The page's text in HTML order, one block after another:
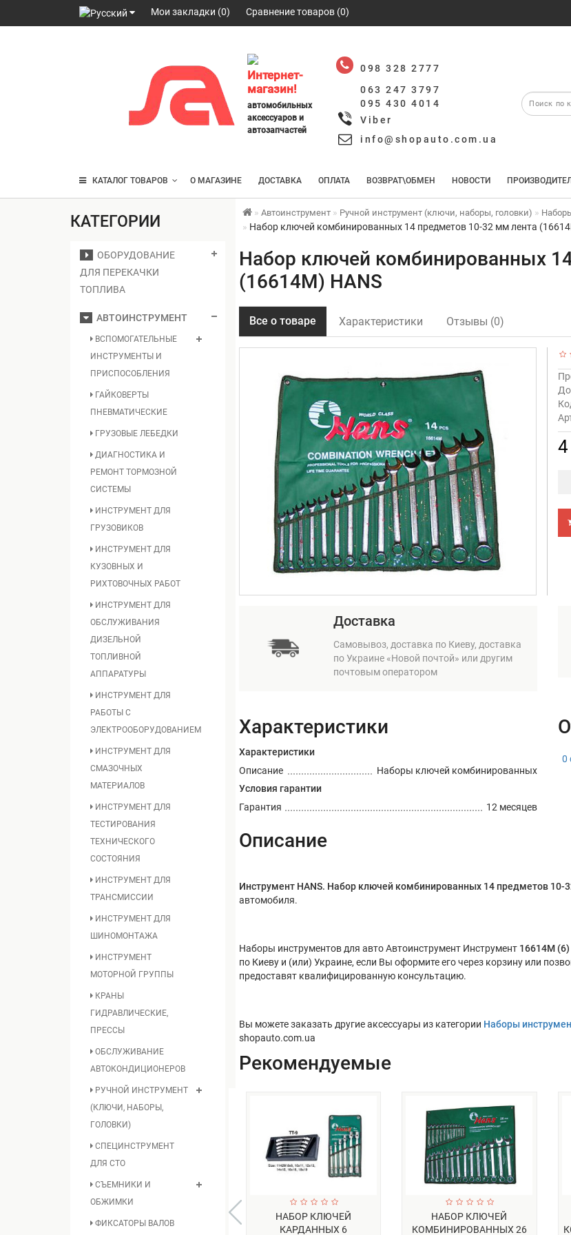
Мои закладки (0) Сравнение товаров (0)
Интернет-
магазин!
автомобильных
аксессуаров и
автозапчастей
098 328 2777
063 247 3797
095 430 4014
Viber
info@shopauto.com.ua
КАТАЛОГ ТОВАРОВ О МАГАЗИНЕ ДОСТАВКА ОПЛАТА ВОЗВРАТ\ОБМЕН НОВОСТИ
КАТЕГОРИИ
ОБОРУДОВАНИЕ
ДЛЯ ПЕРЕКАЧКИ
ТОПЛИВА
АВТОИНСТРУМЕНТ
ВСПОМОГАТЕЛЬНЫЕ
ИНСТРУМЕНТЫ И
ПРИСПОСОБЛЕНИЯ
ГАЙКОВЕРТЫ
ПНЕВМАТИЧЕСКИЕ
ГРУЗОВЫЕ ЛЕБЕДКИ
ДИАГНОСТИКА И
РЕМОНТ ТОРМОЗНОЙ
СИСТЕМЫ
ИНСТРУМЕНТ ДЛЯ
ГРУЗОВИКОВ
ИНСТРУМЕНТ ДЛЯ
КУЗОВНЫХ И
РИХТОВОЧНЫХ РАБОТ
ИНСТРУМЕНТ ДЛЯ
ОБСЛУЖИВАНИЯ
ДИЗЕЛЬНОЙ
ТОПЛИВНОЙ
АППАРАТУРЫ
ИНСТРУМЕНТ ДЛЯ
РАБОТЫ С
ЭЛЕКТРООБОРУДОВАНИЕМ
ИНСТРУМЕНТ ДЛЯ
СМАЗОЧНЫХ
МАТЕРИАЛОВ
ИНСТРУМЕНТ ДЛЯ
ТЕСТИРОВАНИЯ
ТЕХНИЧЕСКОГО
СОСТОЯНИЯ
ИНСТРУМЕНТ ДЛЯ
ТРАНСМИССИИ
ИНСТРУМЕНТ ДЛЯ
ШИНОМОНТАЖА
ИНСТРУМЕНТ
МОТОРНОЙ ГРУППЫ
КРАНЫ
ГИДРАВЛИЧЕСКИЕ,
ПРЕССЫ
ОБСЛУЖИВАНИЕ
АВТОКОНДИЦИОНЕРОВ
РУЧНОЙ ИНСТРУМЕНТ
(КЛЮЧИ, НАБОРЫ,
ГОЛОВКИ)
СПЕЦИНСТРУМЕНТ
ДЛЯ СТО
СЪЕМНИКИ И
ОБЖИМКИ
ФИКСАТОРЫ ВАЛОВ
Автоинструмент Ручной инструмент (ключи, наборы, головки)
Набор ключей комбинированных 14 предметов 10-32 мм лента
Набор ключей комбинированных
(16614M) HANS
Все о товаре Характеристики Отзывы (0)
Доставка
Самовывоз, доставка по Киеву, доставка
по Украине «Новой почтой» или другим
почтовым оператором
Характеристики
Характеристики
Описание
Наборы ключей комбинированных
Условия гарантии
Гарантия
12 месяцев
0
Описание
Инструмент HANS. Набор ключей комбинированных 14 предметов 10-
автомобиля.
Наборы инструментов для авто Автоинструмент Инструмент 16614М (6)
по Киеву и (или) Украине, если Вы оформите его через корзину или
предоставят квалифицированную консультацию.
Вы можете заказать другие аксессуары из категории Наборы
shopauto.com.ua
Рекомендуемые
НАБОР КЛЮЧЕЙ
КАРДАННЫХ 6
НАБОР КЛЮЧЕЙ
КОМБИНИРОВАННЫХ 26